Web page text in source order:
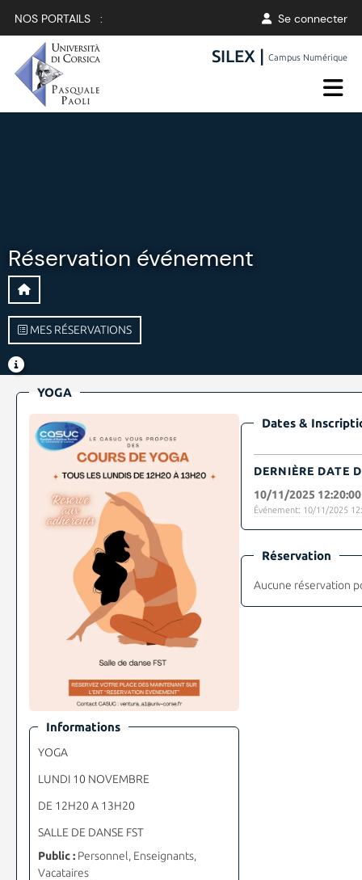
NOS PORTAILS : Se connecter
SILEX |Campus Numérique
Réservation événement
MES RÉSERVATIONS
YOGA
Informations
YOGA
LUNDI 10 NOVEMBRE
DE 12H20 A 13H20
SALLE DE DANSE FST
Public :Personnel, Enseignants,
Vacataires
Dates &
DERNIÈRE DATE
10/11/2025 12:20:00
Événement: 10/11/2025
Réservation
Aucune réservation